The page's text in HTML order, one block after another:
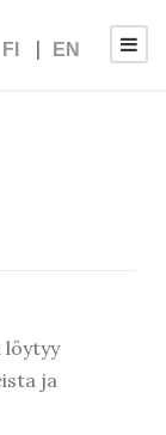
FI EN
löytyy
ja